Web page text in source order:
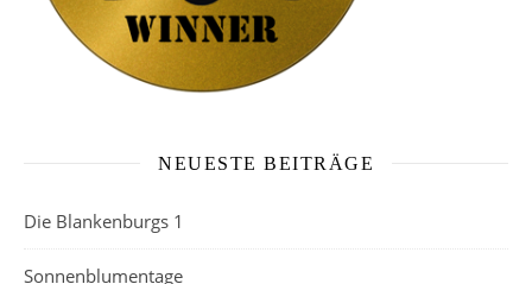
NEUESTE BEITRÄGE
Die Blankenburgs 1
Sonnenblumentage